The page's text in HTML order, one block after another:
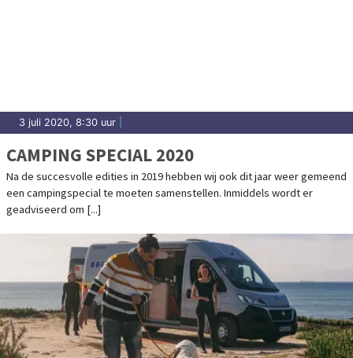
3 juli 2020, 8:30 uur
CAMPING SPECIAL 2020
Na de succesvolle edities in 2019 hebben wij ook dit jaar weer gemeend
een campingspecial te moeten samenstellen. Inmiddels wordt er
geadviseerd om [...]